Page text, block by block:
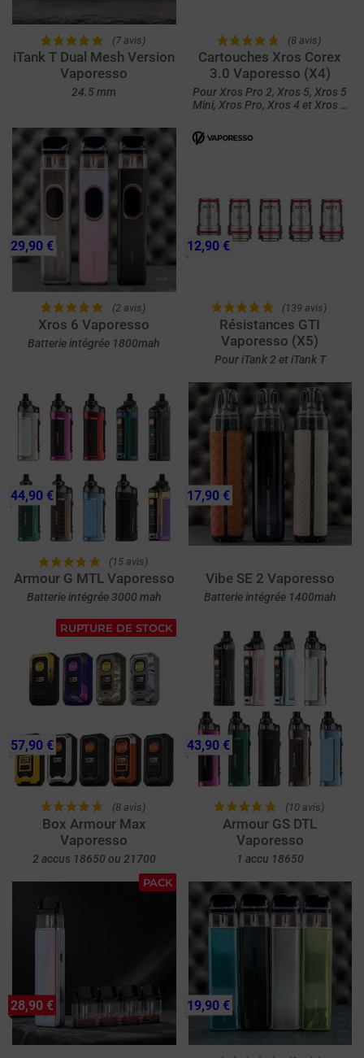
(7 avis)
iTank T Dual Mesh Version
Vaporesso
24.5 mm
(8 avis)
Cartouches Xros Corex
3.0 Vaporesso (X4)
Pour Xros Pro 2, Xros 5, Xros 5
Mini, Xros Pro, Xros 4 et Xros 4
(2 avis)
Xros 6 Vaporesso
Batterie intégrée 1800mah
29,90 €
(139 avis)
Résistances GTI
Vaporesso (X5)
Pour iTank 2 et iTank T
12,90 €
(15 avis)
Armour G MTL Vaporesso
Batterie intégrée 3000 mah
44,90 €
Vibe SE 2 Vaporesso
Batterie intégrée 1400mah
17,90 €
RUPTURE DE STOCK
(8 avis)
Box Armour Max
Vaporesso
2 accus 18650 ou 21700
57,90 €
(10 avis)
Armour GS DTL
Vaporesso
1 accu 18650
43,90 €
PACK
28,90 € 19,90 €